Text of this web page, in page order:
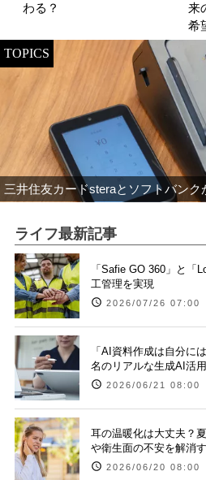
わる？
来
希
TOPICS
三井住友カードsteraとソフトバンク
ライフ最新記事
「Safie GO 360」と「
工管理を実現
2026/07/26 07:00
「AI資料作成は自分に
名のリアルな生成AI活
2026/06/21 08:00
耳の温暖化は大丈夫？
や衛生面の不安を解消
2026/06/20 08:00